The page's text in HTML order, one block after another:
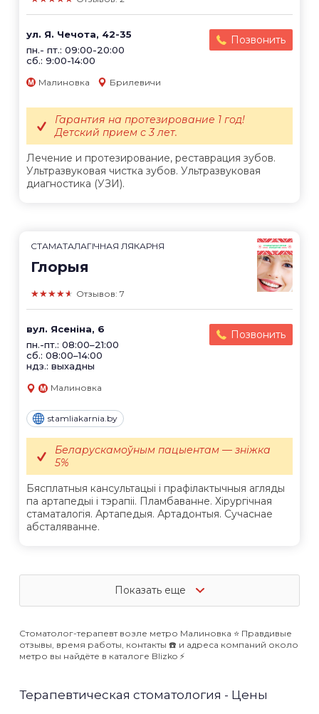
ул. Я. Чечота, 42-35
пн.- пт.: 09:00-20:00
сб.: 9:00-14:00
Позвонить
Малиновка Брилевичи
Лечение и протезирование, реставрация зубов.
Ультразвуковая чистка зубов. Ультразвуковая
диагностика (УЗИ).
Гарантия на протезирование 1 год!
Детский прием с 3 лет.
СТАМАТАЛАГІЧНАЯ ЛЯКАРНЯ
Глорыя
★★★★★ Отзывов: 7
вул. Ясеніна, 6
пн.-пт.: 08:00–21:00
сб.: 08:00–14:00
ндз.: выхадны
Позвонить
Малиновка
stamliakarnia.by
Бясплатныя кансультацыі і прафілактычныя агляды
па артапедыі і тэрапіі. Пламбаванне. Хірургічная
стаматалогія. Артапедыя. Артадонтыя. Сучаснае
абсталяванне.
Беларускамоўным пацыентам — зніжка
5%
Показать еще
Стоматолог-терапевт возле метро Малиновка ⭐️ Правдивые
отзывы, время работы, контакты ☎️ и адреса компаний около
метро вы найдёте в каталоге Blizko ⚡️
Терапевтическая стоматология - Цены